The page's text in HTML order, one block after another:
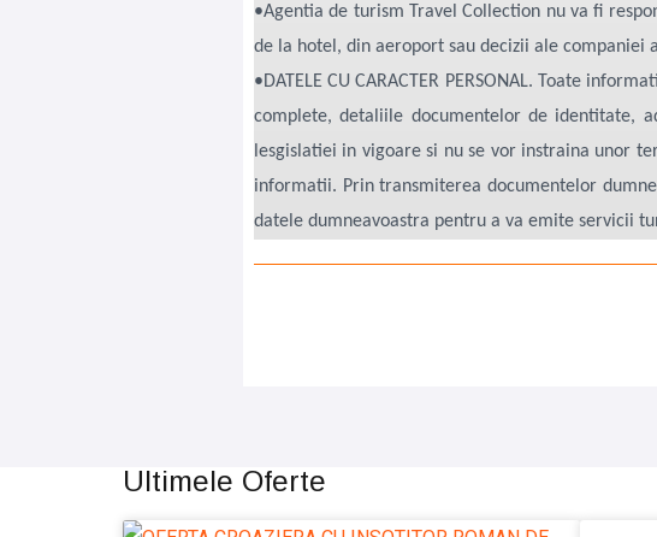
•Agentia de turism Travel Collection nu va fi
de la hotel, din aeroport sau decizii ale companiei
•DATELE CU CARACTER PERSONAL. Toate
complete, detaliile documentelor de identitate,
lesgislatiei in vigoare si nu se vor instraina unor
informatii. Prin transmiterea documentelor
datele dumneavoastra pentru a va emite servicii
Ultimele Oferte